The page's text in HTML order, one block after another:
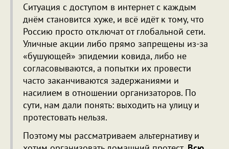
Ситуация с доступом в интернет с каждым
днём становится хуже, и всё идёт к тому, что
Россию просто отключат от глобальной сети.
Уличные акции либо прямо запрещены из-за
«бушующей» эпидемии ковида, либо не
согласовываются, а попытки их провести
часто заканчиваются задержаниями и
насилием в отношении организаторов. По
сути, нам дали понять: выходить на улицу и
протестовать нельзя.
Поэтому мы рассматриваем альтернативу и